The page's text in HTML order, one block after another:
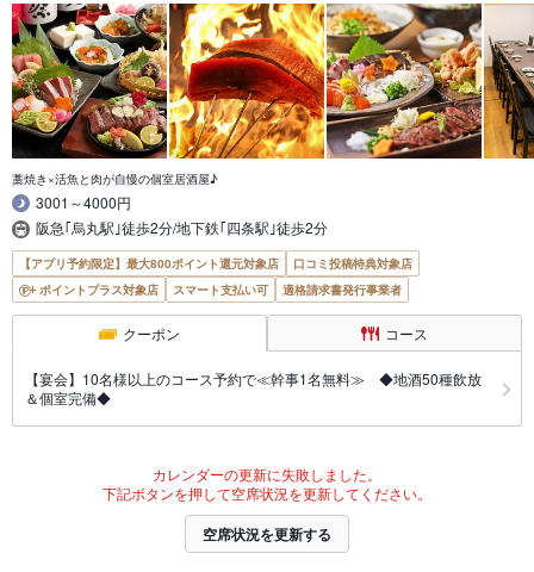
藁焼き×活魚と肉が自慢の個室居酒屋♪
3001～4000円
阪急｢烏丸駅｣徒歩2分/地下鉄｢四条駅｣徒歩2分
【アプリ予約限定】最大800ポイント還元対象店
口コミ投稿特典対象店
ポイントプラス対象店
スマート支払い可 適格請求書発行事業者
クーポン コース
【宴会】10名様以上のコース予約で≪幹事1名無料≫ ◆地酒50種飲放
＆個室完備◆
カレンダーの更新に失敗しました。
下記ボタンを押して空席状況を更新してください。
空席状況を更新する